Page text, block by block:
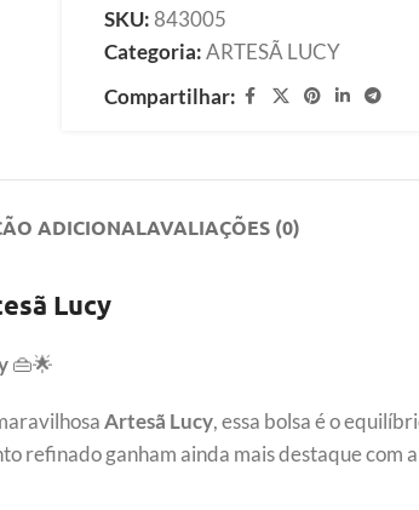
SKU: 843005
Categoria:ARTESÃ LUCY
Compartilhar:
ADICIONALAVALIAÇÕES (0)
Lucy
👜🌟
Artesã Lucy, essa bolsa é o
refinado ganham ainda mais destaque com a